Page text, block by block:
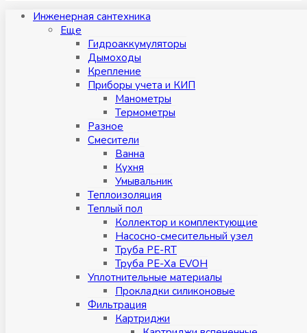
Инженерная сантехника
Eще
Гидроаккумуляторы
Дымоходы
Крепление
Приборы учета и КИП
Манометры
Термометры
Разное
Смесители
Ванна
Кухня
Умывальник
Теплоизоляция
Теплый пол
Коллектор и комплектующие
Насосно-смесительный узел
Труба PE-RT
Труба PE-Xa EVOH
Уплотнительные материалы
Прокладки силиконовые
Фильтрация
Картриджи